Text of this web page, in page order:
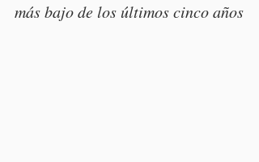
más bajo de los últimos cinco años